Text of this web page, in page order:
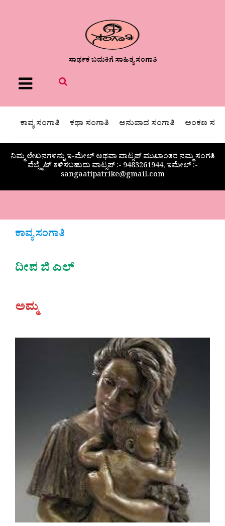
ಸಾರ್ಥಕ ಬದುಕಿಗೆ ಸಾಹಿತ್ಯ ಸಂಗಾತಿ
Menu
ಕಾವ್ಯ ಸಂಗಾತಿ ಕಥಾ ಸಂಗಾತಿ ಅನುವಾದ ಸಂಗಾತಿ ಅಂಕಣ
ನಿಮ್ಮ ಲೇಖನಗಳನ್ನು ಇ-ಮೇಲ್ ಅಥವಾ ವಾಟ್ಸಪ್ ಮುಖಾಂತರ ನಮ್ಮ ಸಂಗತಿ
ವೆಬ್ಸೈಟ್ ಕಳಿಸಬಹುದು ವಾಟ್ಸಪ್‌ :- 9483261944, ಇಮೇಲ್ :-
sangaatipatrike@gmail.com
ಕಾವ್ಯ ಸಂಗಾತಿ
ದೀಪ ಜಿ ಎಲ್
ಅಮ್ಮ